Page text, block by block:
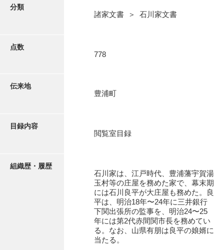
荒瀬家文書（防府市）
阿武家文書（山口市）
阿武家文書（美祢市）
阿武家文書(美祢市２)
近代刊行写真帳類
分類
諸家文書 ＞ 石川家文書
点数
778
伝来地
豊浦町
目録内容
閲覧室目録
組織歴・履歴
石川家は、江戸時代、豊浦藩宇賀湯
玉村等の庄屋を務めた家で、幕末期
には石川良平が大庄屋も務めた。良
平は、明治18年〜24年に三井銀行
下関出張所の監事を、明治24〜25
年には第2代赤間関市長を務めてい
る。なお、山県有朋は良平の娘婿に
当たる。